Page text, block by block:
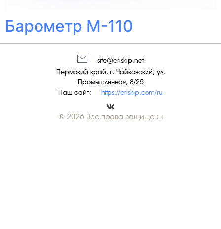
Барометр М-110
Наш сайт: https://eriskip.com/ru
Пермский край, г. Чайковский, ул.
Промышленная, 8/25
site@eriskip.net
© 2026 Все права защищены